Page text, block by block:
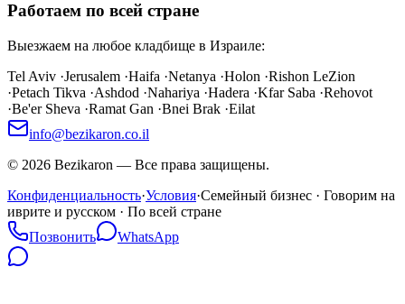
Работаем по всей стране
Выезжаем на любое кладбище в Израиле:
Tel Aviv ·Jerusalem ·Haifa ·Netanya ·Holon ·Rishon LeZion
·Petach Tikva ·Ashdod ·Nahariya ·Hadera ·Kfar Saba ·Rehovot
·Be'er Sheva ·Ramat Gan ·Bnei Brak ·Eilat
info@bezikaron.co.il
© 2026 Bezikaron — Все права защищены.
Конфиденциальность·Условия·Семейный бизнес · Говорим на
иврите и русском · По всей стране
Позвонить
WhatsApp